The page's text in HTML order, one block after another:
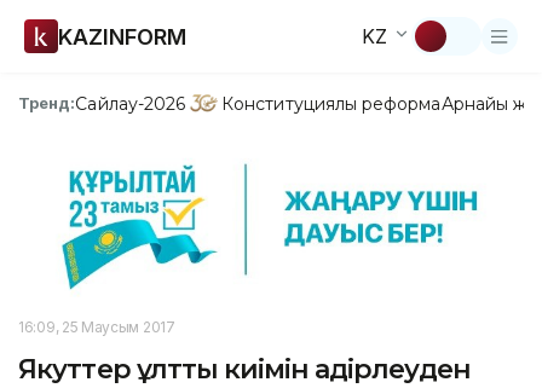
KAZINFORM KZ
Тренд:Сайлау-2026 Конституциялық реформаАрнайы
16:09, 25 Маусым 2017
Якуттер ұлттық киімін қадірлеуден